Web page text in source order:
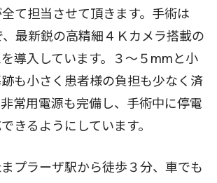
て担当させて頂きます。手術は
最新鋭の高精細４Ｋカメラ搭載の
導入しています。３〜５mmと小
も小さく患者様の負担も少なく済
常用電源も完備し、手術中に停電
きるようにしています。
プラーザ駅から徒歩３分、車でも